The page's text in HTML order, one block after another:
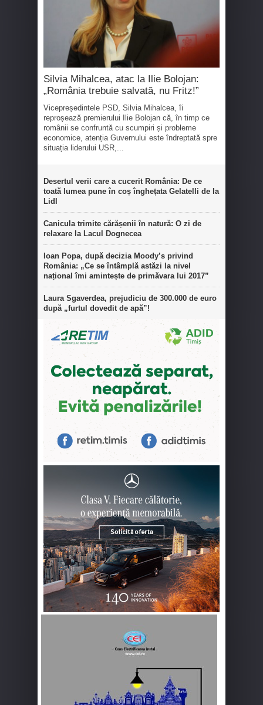
Silvia Mihalcea, atac la Ilie Bolojan:
„România trebuie salvată, nu Fritz!”
Vicepreședintele PSD, Silvia Mihalcea, îi
reproșează premierului Ilie Bolojan că, în timp ce
românii se confruntă cu scumpiri și probleme
economice, atenția Guvernului este îndreptată spre
situația liderului USR,...
Desertul verii care a cucerit România: De ce
toată lumea pune în coș înghețata Gelatelli de la
Lidl
Canicula trimite cărășenii în natură: O zi de
relaxare la Lacul Dognecea
Ioan Popa, după decizia Moody’s privind
România: „Ce se întâmplă astăzi la nivel
național îmi amintește de primăvara lui 2017”
Laura Sgaverdea, prejudiciu de 300.000 de euro
după „furtul dovedit de apă”!